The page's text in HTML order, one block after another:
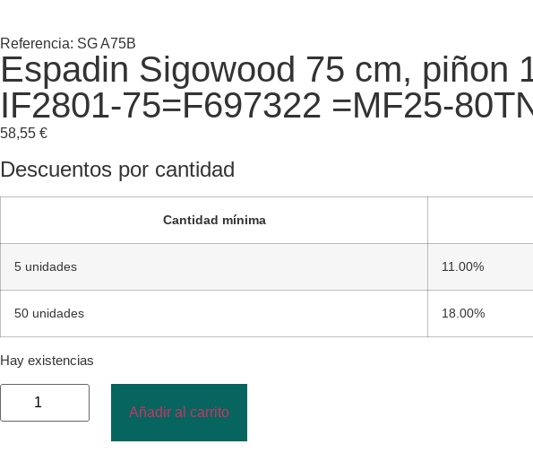
Referencia: SG A75B
Espadin Sigowood 75 cm, piñon
IF2801-75=F697322 =MF25-
58,55 €
Descuentos por cantidad
Cantidad mínima
5 unidades 11.00%
50 unidades 18.00%
Hay existencias
Añadir al carrito